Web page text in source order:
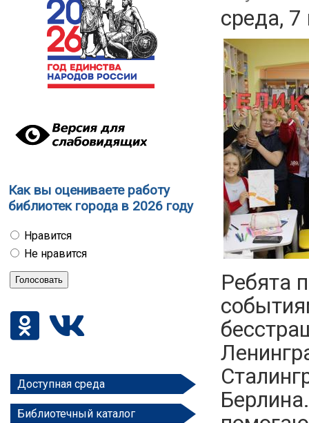
Как вы оцениваете работу
библиотек города в 2026 году
Нравится
Не нравится
Доступная среда
Библиотечный каталог
среда,
Ребята